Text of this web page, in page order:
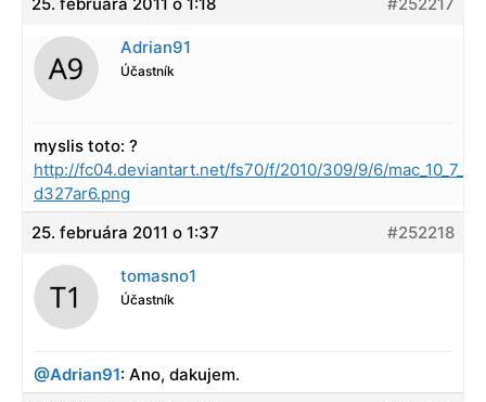
Adrian91
Účastník
myslis toto: ?
http://fc04.deviantart.net/fs70/f/2010/309/9/6/
d327ar6.png
25. februára 2011 o 1:37
#252218
tomasno1
Účastník
@Adrian91: Ano, dakujem.